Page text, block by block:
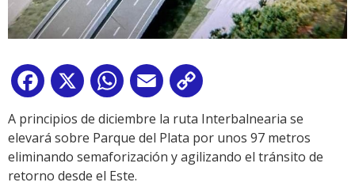
Facebook
X WhatsApp
Email
Link
A principios de diciembre la ruta Interbalnearia se
elevará sobre Parque del Plata por unos 97 metros
eliminando semaforización y agilizando el tránsito de
retorno desde el Este.